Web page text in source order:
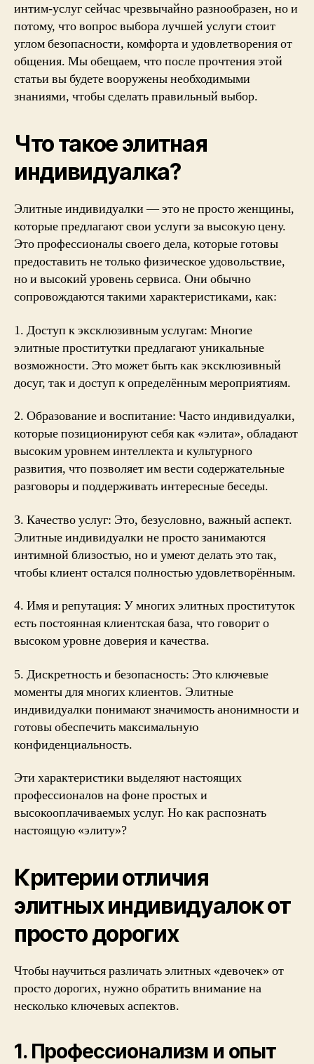
интим-услуг сейчас чрезвычайно разнообразен, но и
потому, что вопрос выбора лучшей услуги стоит
углом безопасности, комфорта и удовлетворения от
общения. Мы обещаем, что после прочтения этой
статьи вы будете вооружены необходимыми
знаниями, чтобы сделать правильный выбор.
Что такое элитная
индивидуалка?
Элитные индивидуалки — это не просто женщины,
которые предлагают свои услуги за высокую цену.
Это профессионалы своего дела, которые готовы
предоставить не только физическое удовольствие,
но и высокий уровень сервиса. Они обычно
сопровождаются такими характеристиками, как:
1. Доступ к эксклюзивным услугам: Многие
элитные проститутки предлагают уникальные
возможности. Это может быть как эксклюзивный
досуг, так и доступ к определённым мероприятиям.
2. Образование и воспитание: Часто индивидуалки,
которые позиционируют себя как «элита», обладают
высоким уровнем интеллекта и культурного
развития, что позволяет им вести содержательные
разговоры и поддерживать интересные беседы.
3. Качество услуг: Это, безусловно, важный аспект.
Элитные индивидуалки не просто занимаются
интимной близостью, но и умеют делать это так,
чтобы клиент остался полностью удовлетворённым.
4. Имя и репутация: У многих элитных проституток
есть постоянная клиентская база, что говорит о
высоком уровне доверия и качества.
5. Дискретность и безопасность: Это ключевые
моменты для многих клиентов. Элитные
индивидуалки понимают значимость анонимности и
готовы обеспечить максимальную
конфиденциальность.
Эти характеристики выделяют настоящих
профессионалов на фоне простых и
высокооплачиваемых услуг. Но как распознать
настоящую «элиту»?
Критерии отличия
элитных индивидуалок от
просто дорогих
Чтобы научиться различать элитных «девочек» от
просто дорогих, нужно обратить внимание на
несколько ключевых аспектов.
1. Профессионализм и опыт